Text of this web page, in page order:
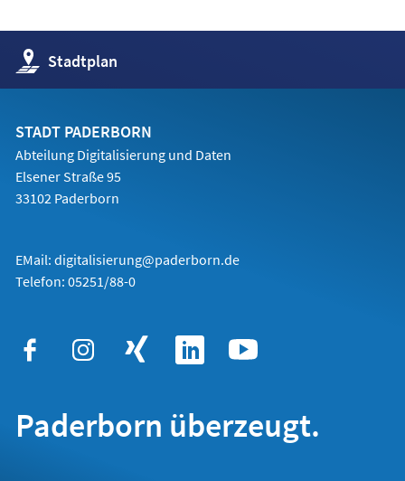
neuen
Tab)
Stadtplan
(Öffnet
in
einem
Tab)
STADT PADERBORN
Abteilung Digitalisierung und Daten
Elsener Straße 95
33102 Paderborn
EMail: digitalisierung@paderborn.de
Telefon: 05251/88-0
Paderborn überzeugt.